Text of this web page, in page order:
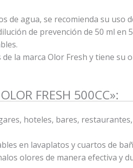
de agua, se recomienda su uso
de prevención de 50 ml
de la marca Olor Fresh y tiene
FRESH 500CC»:
hoteles, bares,
en lavaplatos y cuartos de
olores de manera efectiva y